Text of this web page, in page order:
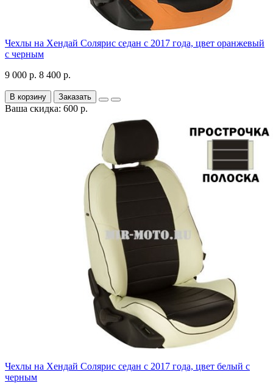
Чехлы на Хендай Солярис седан с 2017 года, цвет оранжевый
с черным
9 000 р. 8 400 р.
В корзину Заказать
Ваша скидка: 600 р.
Чехлы на Хендай Солярис седан с 2017 года, цвет белый с
черным